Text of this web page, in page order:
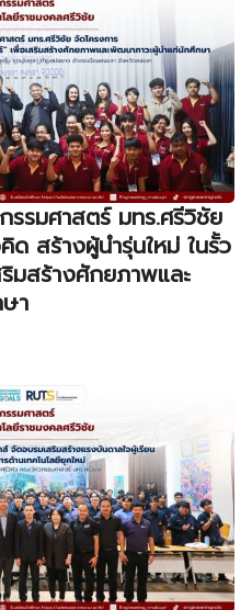
รมศาสตร์ มทร.ศรีวิชัย
ด สร้างผู้นำรุ่นใหม่ ในรั้ว
มสร้างศักยภาพและ
า